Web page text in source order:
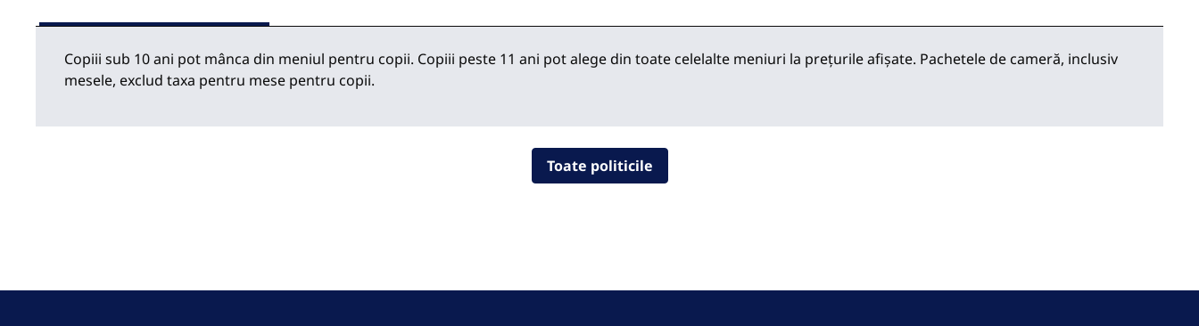
Copiii sub 10 ani pot mânca din meniul pentru copii. Copiii peste 11 ani pot alege din toate celelalte meniuri la prețurile afișate. Pachetele de cameră, inclusiv
mesele, exclud taxa pentru mese pentru copii.
Toate politicile